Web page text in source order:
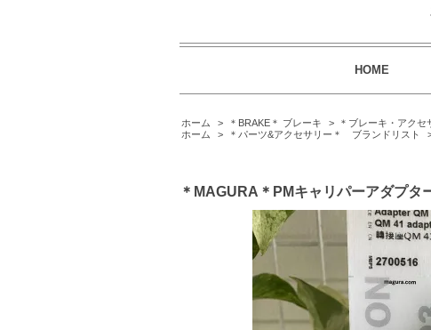
HOME
ホーム > ＊BRAKE＊ ブレーキ >
＊ブレーキ・アクセ
ホーム
> ＊パーツ&アクセサリー＊ ブランドリスト
＊MAGURA＊PMキャリパーアダプタ